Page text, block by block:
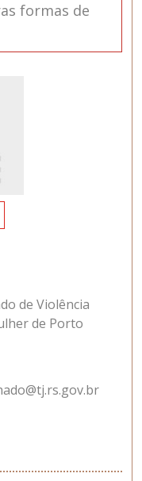
formas de
de Violência
de Porto